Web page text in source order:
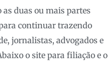
duas ou mais partes
continuar trazendo
jornalistas, advogados e
o site para filiação e o